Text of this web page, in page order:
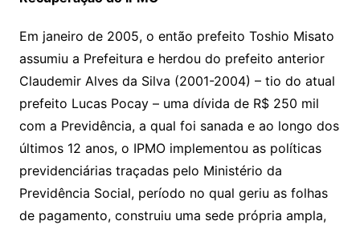
Em janeiro de 2005, o então prefeito Toshio Misato
assumiu a Prefeitura e herdou do prefeito anterior
Claudemir Alves da Silva (2001-2004) – tio do atual
prefeito Lucas Pocay – uma dívida de R$ 250 mil
com a Previdência, a qual foi sanada e ao longo dos
últimos 12 anos, o IPMO implementou as políticas
previdenciárias traçadas pelo Ministério da
Previdência Social, período no qual geriu as folhas
de pagamento, construiu uma sede própria ampla,